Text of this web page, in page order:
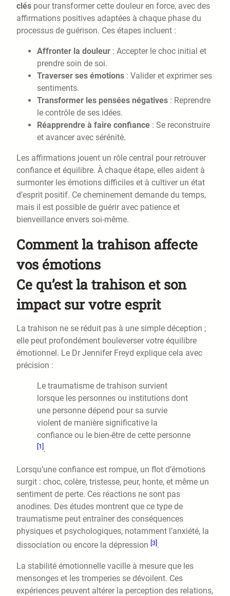
clés pour transformer cette douleur en force, avec des
affirmations positives adaptées à chaque phase du
processus de guérison. Ces étapes incluent :
Affronter la douleur : Accepter le choc initial et
prendre soin de soi.
Traverser ses émotions : Valider et exprimer ses
sentiments.
Transformer les pensées négatives : Reprendre
le contrôle de ses idées.
Réapprendre à faire confiance : Se reconstruire
et avancer avec sérénité.
Les affirmations jouent un rôle central pour retrouver
confiance et équilibre. À chaque étape, elles aident à
surmonter les émotions difficiles et à cultiver un état
d’esprit positif. Ce cheminement demande du temps,
mais il est possible de guérir avec patience et
bienveillance envers soi-même.
Comment la trahison affecte
vos émotions
Ce qu’est la trahison et son
impact sur votre esprit
La trahison ne se réduit pas à une simple déception ;
elle peut profondément bouleverser votre équilibre
émotionnel. Le Dr Jennifer Freyd explique cela avec
précision :
Le traumatisme de trahison survient
lorsque les personnes ou institutions dont
une personne dépend pour sa survie
violent de manière significative la
confiance ou le bien-être de cette personne
[1] .
Lorsqu’une confiance est rompue, un flot d’émotions
surgit : choc, colère, tristesse, peur, honte, et même un
sentiment de perte. Ces réactions ne sont pas
anodines. Des études montrent que ce type de
traumatisme peut entraîner des conséquences
physiques et psychologiques, notamment l’anxiété, la
dissociation ou encore la dépression [3].
La stabilité émotionnelle vacille à mesure que les
mensonges et les tromperies se dévoilent. Ces
expériences peuvent altérer la perception des relations,